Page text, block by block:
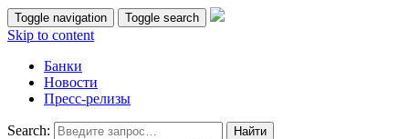
Toggle navigation Toggle search
Skip to content
Банки
Новости
Пресс-релизы
Search: